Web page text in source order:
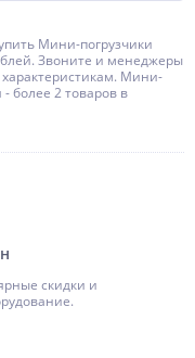
Мини-погрузчики
Звоните и менеджеры
Мини-
более 2 товаров в
скидки и